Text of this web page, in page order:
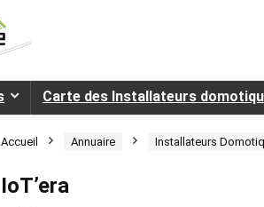
Carte des Installateurs
Accueil Annuaire Installateurs
IoT’era